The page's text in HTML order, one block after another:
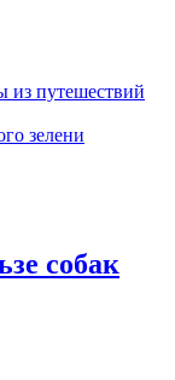
из путешествий
зелени
собак